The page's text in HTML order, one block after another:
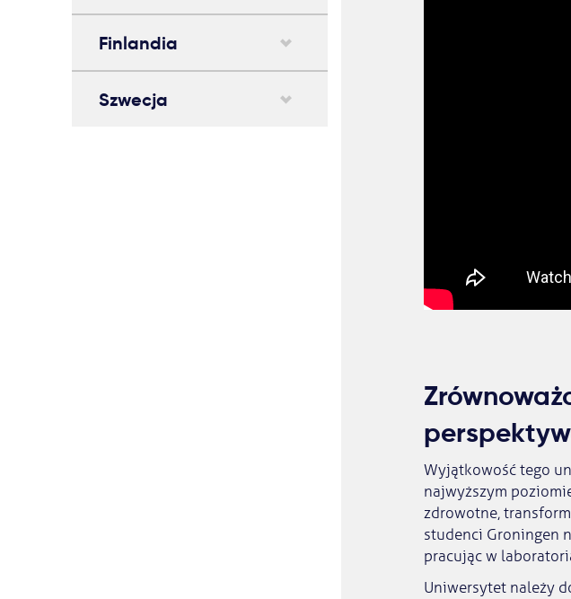
Finlandia
Szwecja
Wyjątkowość tego
najwyższym
zdrowotne,
studenci Groningen
pracując w
Uniwersytet należy